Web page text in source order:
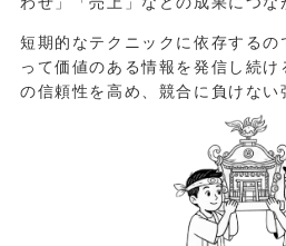
短期的なテクニックに依存するの
って価値のある情報を発信し続
の信頼性を高め、競合に負けない